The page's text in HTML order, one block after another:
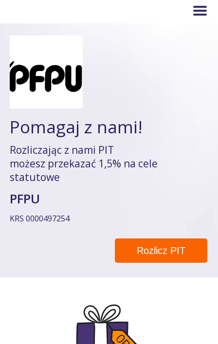
Pomagaj z nami!
Rozliczając z nami PIT
możesz przekazać 1,5% na cele
statutowe
PFPU
KRS 0000497254
Rozlicz PIT